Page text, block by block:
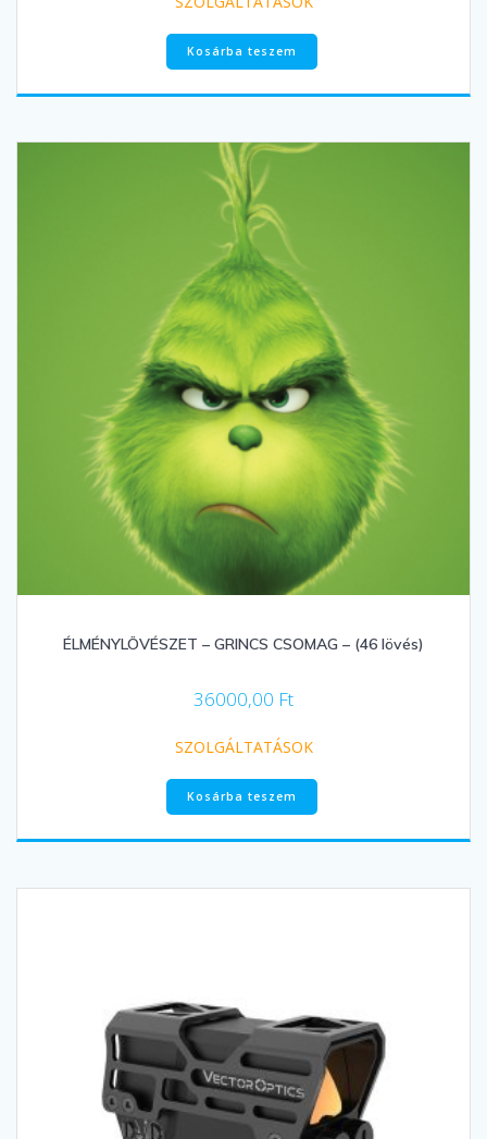
Kosárba teszem
ÉLMÉNYLÖVÉSZET – GRINCS CSOMAG – (46 lövés)
36000,00 Ft
SZOLGÁLTATÁSOK
Kosárba teszem